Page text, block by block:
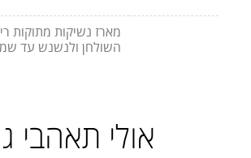
מארז נשיקות מתוקות
השולחן ולנשנש עד
אולי תאהבי